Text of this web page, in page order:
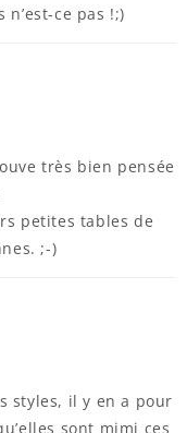
ce pas !;)
très bien pensée
petites tables de
;-)
styles, il y en a pour
sont mimi ces